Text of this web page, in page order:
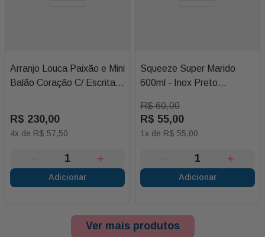
Arranjo Louca Paixão e Mini
Balão Coração C/ Escrita
R$ 230,00
4x de R$ 57,50
Adicionar
Squeeze Super Marido
600ml - Inox Preto
R$ 60,00
R$ 55,00
1x de R$ 55,00
Adicionar
Ver mais produtos